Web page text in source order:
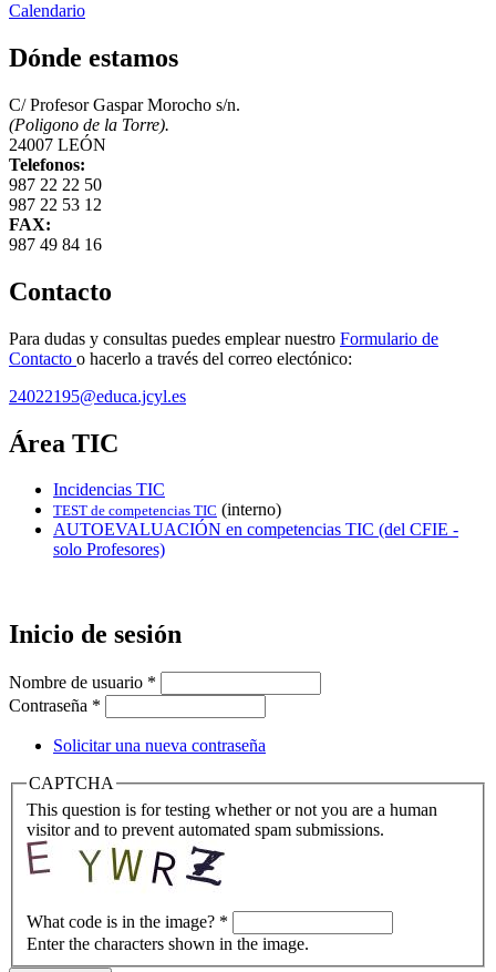
Calendario
Dónde estamos
C/ Profesor Gaspar Morocho s/n.
(Poligono de la Torre).
24007 LEÓN
Telefonos:
987 22 22 50
987 22 53 12
FAX:
987 49 84 16
Contacto
Para dudas y consultas puedes emplear nuestro Formulario de
Contacto o hacerlo a través del correo electónico:
24022195@educa.jcyl.es
Área TIC
Incidencias TIC
TEST de competencias TIC (interno)
AUTOEVALUACIÓN en competencias TIC (del CFIE -
solo Profesores)
Inicio de sesión
Nombre de usuario *
Contraseña *
Solicitar una nueva contraseña
CAPTCHA
This question is for testing whether or not you are a human
visitor and to prevent automated spam submissions.
What code is in the image? *
Enter the characters shown in the image.